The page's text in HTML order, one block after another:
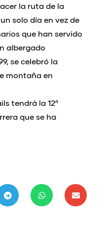
la ruta de la
solo día en vez de
que han servido
albergado
se celebró la
montaña en
tendrá la 12ª
que se ha